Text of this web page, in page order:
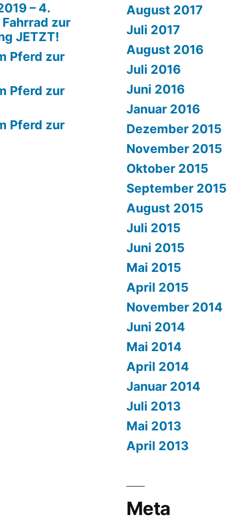
– 4.
zur
JETZT!
Pferd zur
Pferd zur
Pferd zur
August 2017
Juli 2017
August 2016
Juli 2016
Juni 2016
Januar 2016
Dezember 2015
November 2015
Oktober 2015
September 2015
August 2015
Juli 2015
Juni 2015
Mai 2015
April 2015
November 2014
Juni 2014
Mai 2014
April 2014
Januar 2014
Juli 2013
Mai 2013
April 2013
Meta